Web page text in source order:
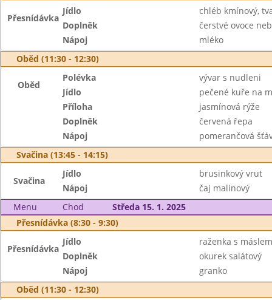
Přesnídávka
Jídlo
chléb kmínový,
Doplněk
čerstvé ovoce
Nápoj
mléko
Oběd (11:30 - 12:30)
Oběd
Polévka
vývar s nudleni
Jídlo
pečené kuře na
Příloha
jasmínová rýže
Doplněk
červená řepa
Nápoj
pomerančová
Svačina (13:45 - 14:15)
Svačina
Jídlo
brusinkový vrut
Nápoj
čaj malinový
Menu
Chod
Středa 15. 1. 2025
Přesnídávka (8:30 - 9:30)
Přesnídávka
Jídlo
raženka s
Doplněk
okurek salátový
Nápoj
granko
Oběd (11:30 - 12:30)